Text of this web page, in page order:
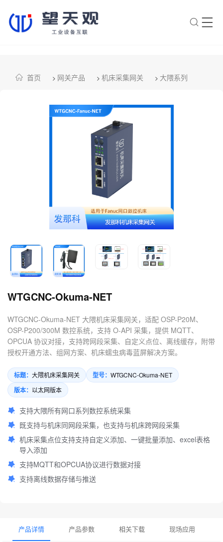
首页 > 网关产品 > 机床采集网关 > 大隈系列
WTGCNC-Okuma-NET
WTGCNC-Okuma-NET 大隈机床采集网关，适配 OSP-P20M、
OSP-P200/300M 数控系统，支持 O-API 采集，提供 MQTT、
OPCUA 协议对接，支持跨网段采集、自定义点位、离线缓存，附带
授权开通方法、组网方案、机床蠕虫病毒蓝屏解决方案。
标题： 大隈机床采集网关 型号： WTGCNC-Okuma-NET
版本： 以太网版本
支持大隈所有网口系列数控系统采集
既支持与机床同网段采集，也支持与机床跨网段采集
机床采集点位支持支持自定义添加、一键批量添加、excel表格
导入添加
支持MQTT和OPCUA协议进行数据对接
支持离线数据存储与推送
产品详情 产品参数 相关下载 现场应用
1.望天观网关如何选型？
2.望天观网关支持哪些组网方
3.网关与软采方案如何选择？
服务？